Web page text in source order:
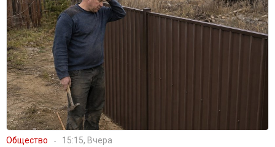
Общество 15:15, Вчера